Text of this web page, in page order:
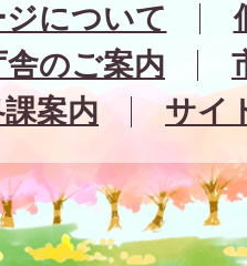
について
のご案内
案内
サイ